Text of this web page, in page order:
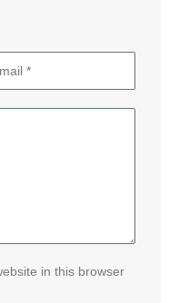
in this browser